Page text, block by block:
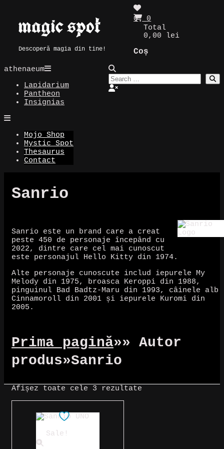
content
Magic Spot
Descoperă magia din tine!
0
0
Total
0,00 lei
Coș
athenaeum
Lapidarium
Pantheon
Insignias
Mojo Shop
Mystic Spot
Thesaurus
Contact
Sanrio
Sanrio este un brand care a creat
peste 450 de personaje începând cu
2022, dintre care cel mai cunoscut
este personajul Hello Kitty din 1974.
Alte personaje cunoscute includ iepurele My
Melody din 1975, broasca Keroppi din 1988,
pinguinul Bad Badtz-Maru din 1993, câinele alb
Cinnamoroll din 2001 și iepurele Kuromi din
2005.
Prima pagină»» Autor
produs»Sanrio
Afișez toate cele 3 rezultate
Sale!